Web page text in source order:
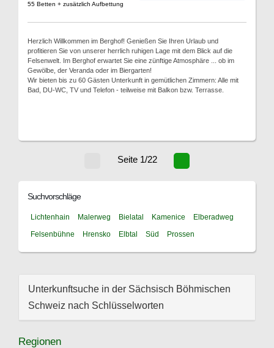
55 Betten + zusätzlich Aufbettung
Herzlich Willkommen im Berghof! Genießen Sie Ihren Urlaub und
profitieren Sie von unserer herrlich ruhigen Lage mit dem Blick auf die
Felsenwelt. Im Berghof erwartet Sie eine zünftige Atmosphäre ... ob im
Gewölbe, der Veranda oder im Biergarten!
Wir bieten bis zu 60 Gästen Unterkunft in gemütlichen Zimmern: Alle mit
Bad, DU-WC, TV und Telefon - teilweise mit Balkon bzw. Terrasse.
Seite 1/22
Suchvorschläge
Lichtenhain Malerweg Bielatal Kamenice
Elberadweg
Felsenbühne
Hrensko Elbtal Süd Prossen
Unterkunftsuche in der Sächsisch Böhmischen
Schweiz nach Schlüsselworten
Regionen